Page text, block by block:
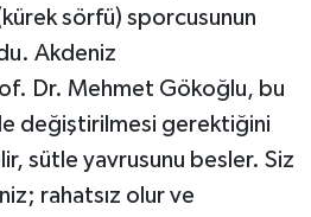
sörfü) sporcusunun
Akdeniz
Dr. Mehmet Gökoğlu, bu
değiştirilmesi gerektiğini
sütle yavrusunu besler. Siz
rahatsız olur ve